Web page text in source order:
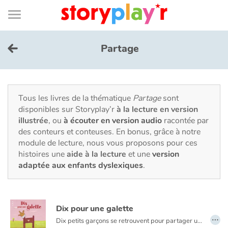
Connexion
Bibliothèque
de
page
Menu
Je me connecte
Tester gratuitement
Bibliothèque
Prix
Contes d'ici et d'ailleurs
Partage
Tous les livres de la thématique Partagesont
disponibles sur Storyplay’rà la lecture en version
illustrée, ou à écouter en version audio racontée par
des conteurs et conteuses. En bonus, grâce à notre
module de lecture, nous vous proposons pour ces
histoires uneaide à la lecture et uneversion
adaptée aux enfants dyslexiques.
Dix pour une galette
Dix petits garçons se retrouvent pour partager une galette. Passe encore qu’il n’y ait pas de reine potentielle dans l’assemblée, mais pas de fève, c’est triste. Ils vont prendre les choses en main pour que cette histoire se termine bien... …